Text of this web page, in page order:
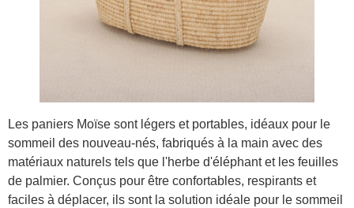
Les paniers Moïse sont légers et portables, idéaux pour le
sommeil des nouveau-nés, fabriqués à la main avec des
matériaux naturels tels que l'herbe d'éléphant et les feuilles
de palmier. Conçus pour être confortables, respirants et
faciles à déplacer, ils sont la solution idéale pour le sommeil